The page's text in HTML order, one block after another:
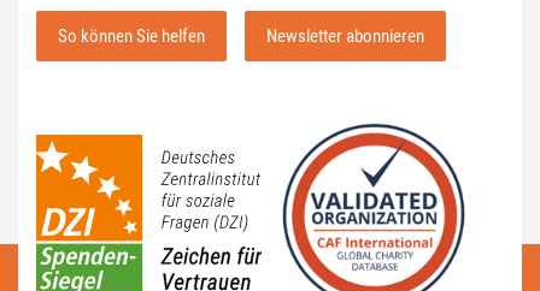
So können Sie helfen Newsletter abonnieren